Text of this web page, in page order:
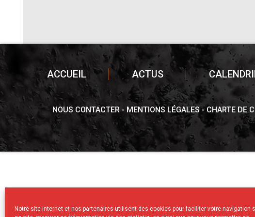
Notre site internet et nos partenaires utilisent des cookies pour faciliter votre navigation
ACCUEIL ACTUS
NOUS CONTACTER MENTIONS LÉGALES CHARTE DE